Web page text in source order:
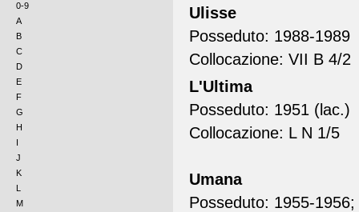
Ulisse
Posseduto: 1988-1989
Collocazione: VII B 4/2
L'Ultima
Posseduto: 1951 (lac.)
Collocazione: L N 1/5
Umana
Posseduto: 1955-
0-9
A
B
C
D
E
F
G
H
I
J
K
L
M